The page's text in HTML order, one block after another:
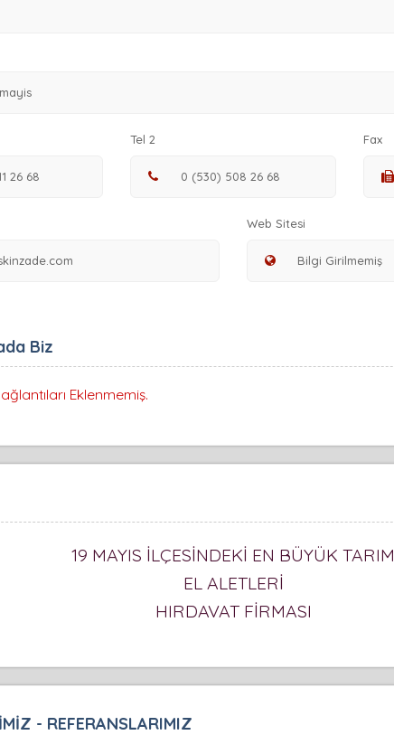
Tel 2 Fax
Web Sitesi
Biz
Eklenmemiş.
19 MAYIS İLÇESİNDEKİ EN BÜYÜK TARIM
EL ALETLERİ
HIRDAVAT FİRMASI
- REFERANSLARIMIZ